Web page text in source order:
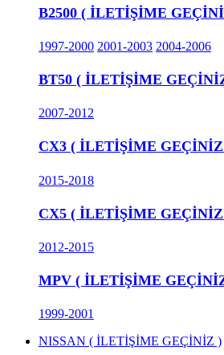
B2500 ( İLETİŞİME
1997-2000 2001-2003 2004-2006
BT50 ( İLETİŞİME
2007-2012
CX3 ( İLETİŞİME
2015-2018
CX5 ( İLETİŞİME
2012-2015
MPV ( İLETİŞİME
1999-2001
NISSAN ( İLETİŞİME GEÇİNİZ )